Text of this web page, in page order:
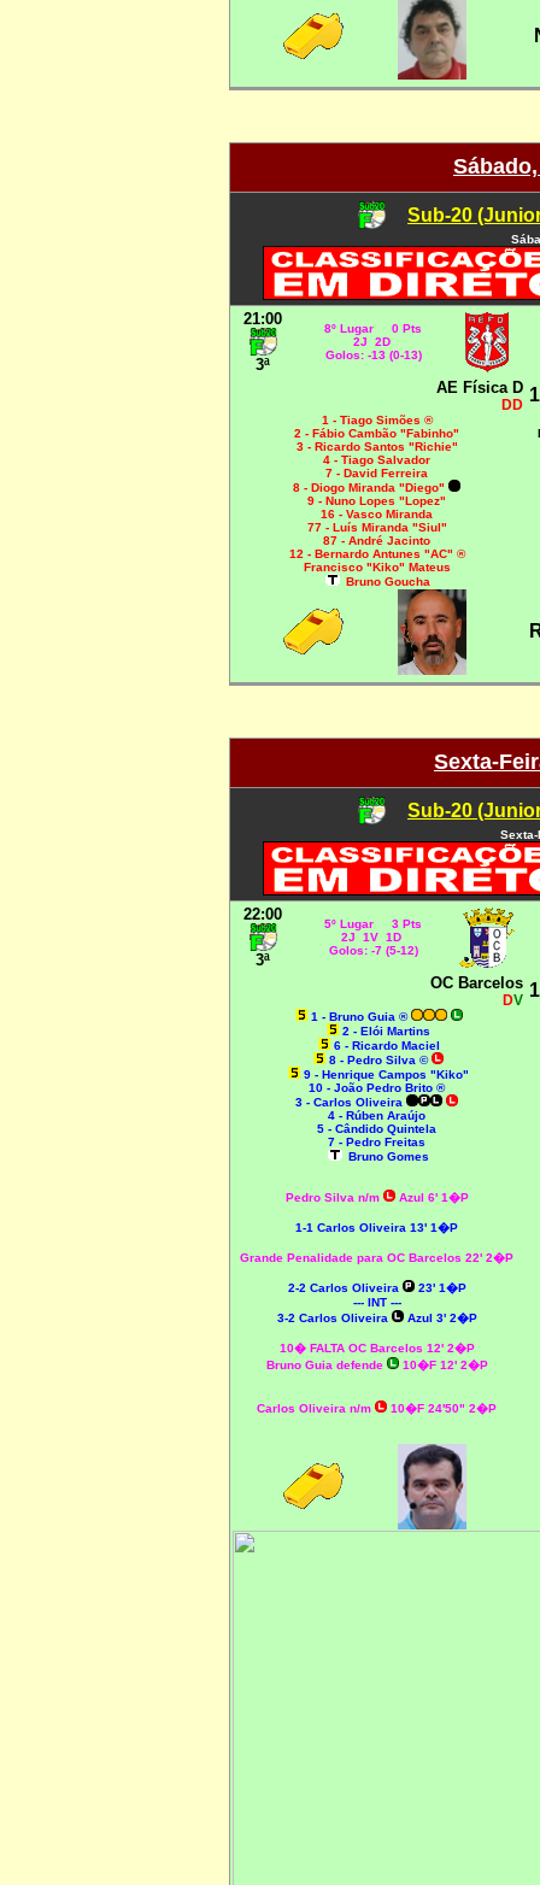
Sub-20
21:00
3ª
8º Lugar 0 Pts
2J 2D
Golos: -13 (0-13)
AE Física D
DD
1 - Tiago Simões ®
2 - Fábio Cambão "Fabinho"
3 - Ricardo Santos "Richie"
4 - Tiago Salvador
7 - David Ferreira
8 - Diogo Miranda "Diego"
9 - Nuno Lopes "Lopez"
16 - Vasco Miranda
77 - Luís Miranda "Siul"
87 - André Jacinto
12 - Bernardo Antunes "AC" ®
Francisco "Kiko" Mateus
Bruno Goucha
Sexta-
Sub-20
22:00
3ª
5º Lugar 3 Pts
2J 1V 1D
Golos: -7 (5-12)
OC Barcelos
DV
1 - Bruno Guia ®
2 - Elói Martins
6 - Ricardo Maciel
8 - Pedro Silva ©
9 - Henrique Campos "Kiko"
10 - João Pedro Brito ®
3 - Carlos Oliveira
4 - Rúben Araújo
5 - Cândido Quintela
7 - Pedro Freitas
Bruno Gomes
Pedro Silva n/m Azul 6' 1�P
1-1 Carlos Oliveira 13' 1�P
Grande Penalidade para OC Barcelos 22' 2�P
2-2 Carlos Oliveira
23' 1�P
--- INT ---
3-2 Carlos Oliveira Azul 3' 2�P
10� FALTA OC Barcelos 12' 2�P
Bruno Guia defende
10�F 12' 2�P
Carlos Oliveira n/m 10�F 24'50" 2�P